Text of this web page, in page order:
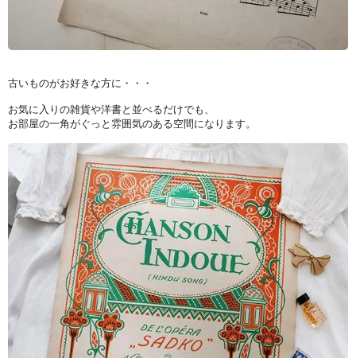
古いものがお好きな方に・・・
お気に入りの雑貨や洋書と並べるだけでも、
お部屋の一角がぐっと雰囲気のある空間になります。